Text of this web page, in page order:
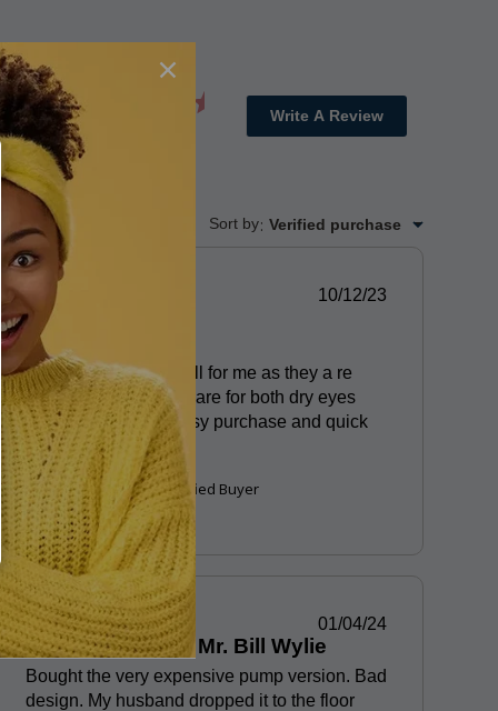
3.5 Write A Review
Sort by: Verified purchase
Published
10/12/23
Great Drops
These drops work well for me as they a re
preservative free and are for both dry eyes
and allergic eyes. Easy purchase and quick
delivery
Marilyn H. Verified Buyer
Published
01/04/24
Mrs. M. Wylie for Mr. Bill Wylie
Bought the very expensive pump version. Bad
design. My husband dropped it to the floor